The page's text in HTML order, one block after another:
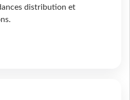
distribution et